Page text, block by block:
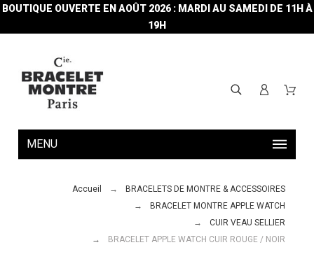
BOUTIQUE OUVERTE EN AOÛT 2026 : MARDI AU SAMEDI DE 11H À
19H
MENU
Accueil
BRACELETS DE MONTRE & ACCESSOIRES
BRACELET MONTRE APPLE WATCH
CUIR VEAU SELLIER
BRACELET APPLE WATCH CUIR ROUGE / NOIR